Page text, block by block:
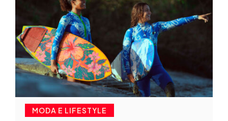
MODA E LIFESTYLE